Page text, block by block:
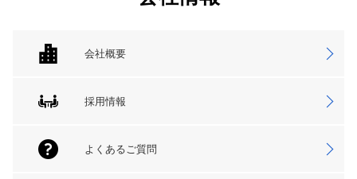
会社概要
採用情報
よくあるご質問